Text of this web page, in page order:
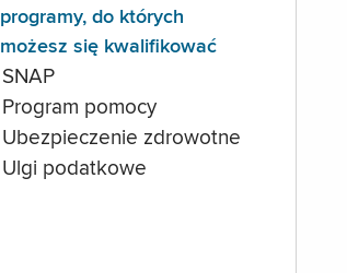
programy, do których
możesz się kwalifikować
SNAP
Program pomocy
Ubezpieczenie zdrowotne
Ulgi podatkowe